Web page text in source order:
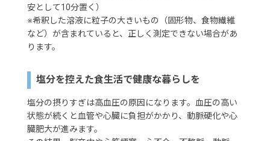
安として10分置く）
※希釈した溶液に粒子の大きいもの（固形物、食物繊維
など）が含まれていると、正しく測定できない場合があ
ります。
塩分を控えた食生活で健康な暮らしを
塩分の摂りすぎは高血圧の原因になります。血圧の高い
状態が続くと血管や心臓に負担がかかり、動脈硬化や心
臓肥大が進みます。